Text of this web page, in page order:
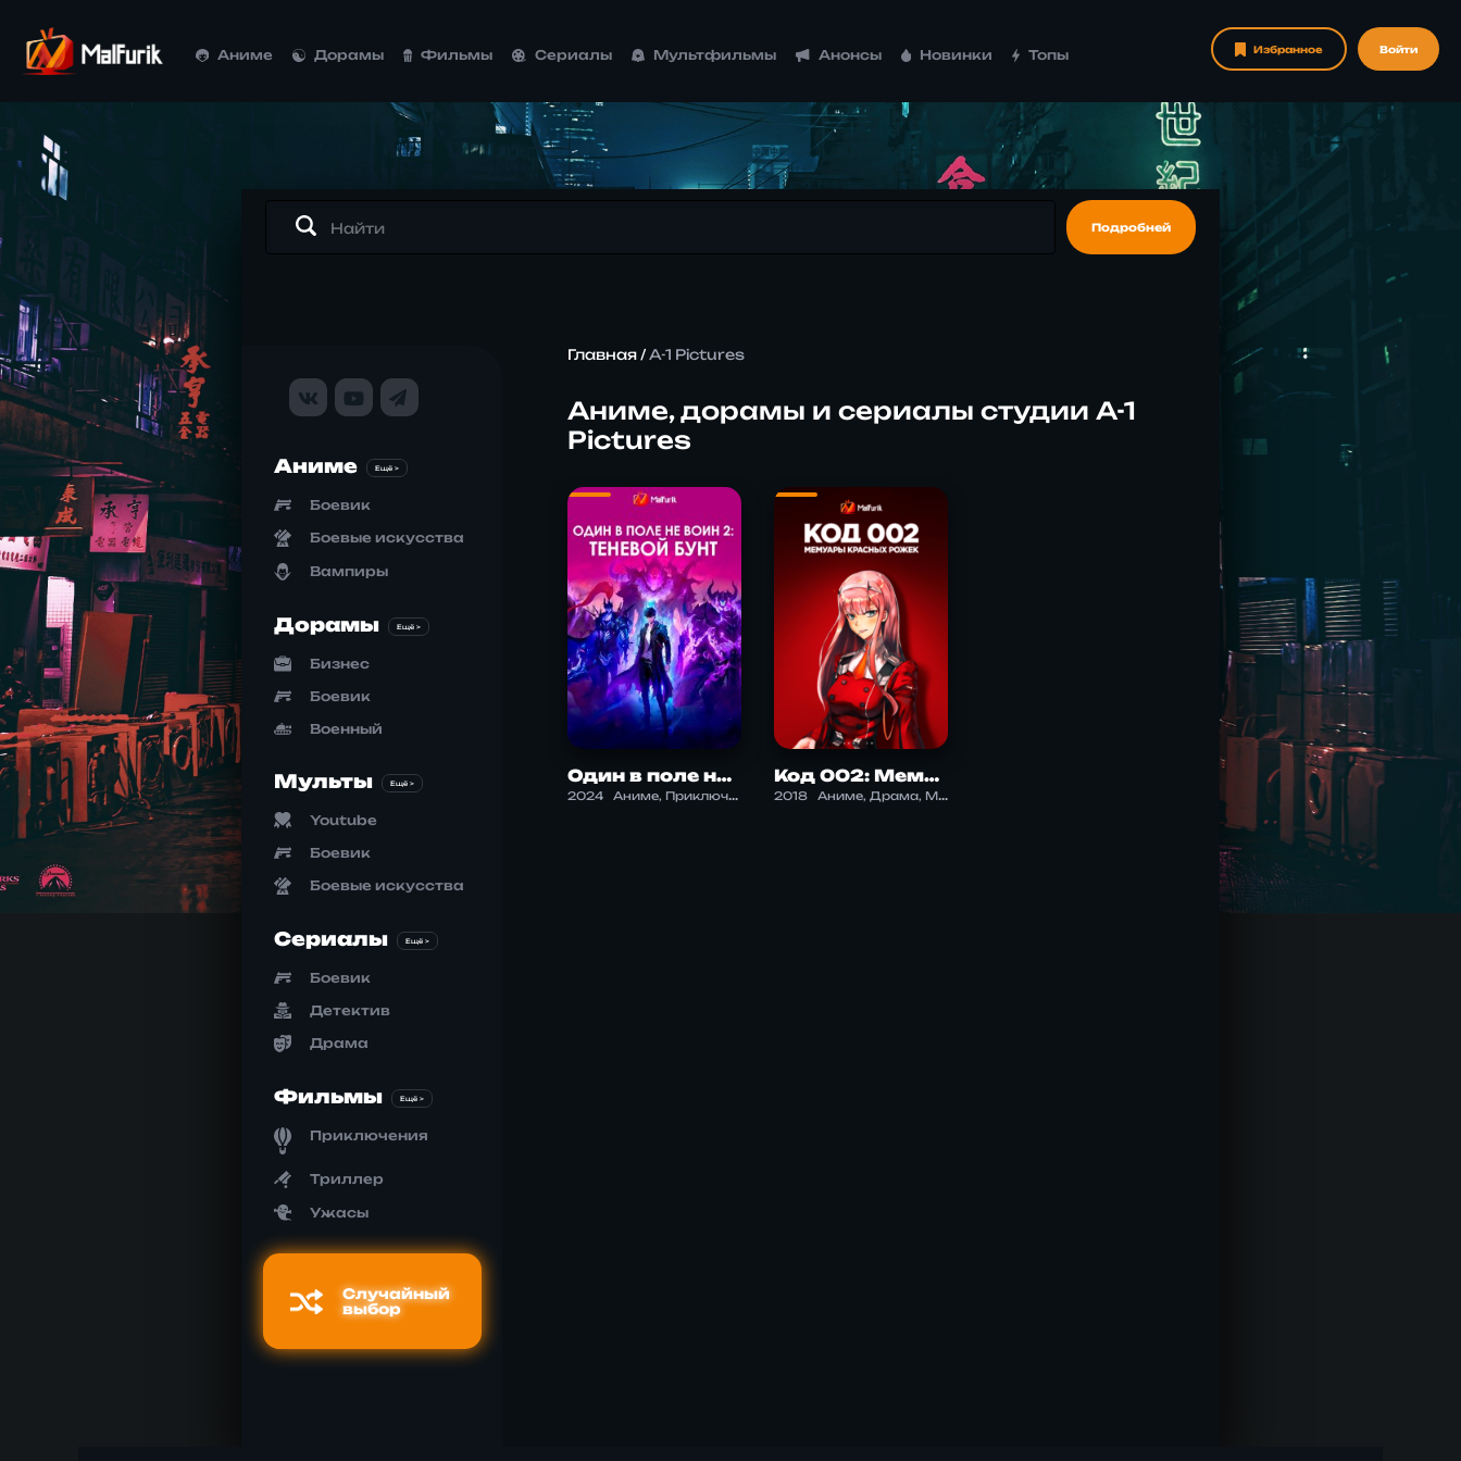
Аниме Дорамы Фильмы Сериалы Мультфильмы Анонсы Новинки Топы Избранное Войти
Подробней
Аниме Ещё >
Боевик
Боевые искусства
Вампиры
Дорамы Ещё >
Бизнес
Боевик
Военный
Мульты Ещё >
Youtube
Боевик
Боевые искусства
Сериалы Ещё >
Боевик
Детектив
Драма
Фильмы Ещё >
Приключения
Триллер
Ужасы
Случайный
выбор
Главная/A-1 Pictures
Аниме, дорамы и сериалы студии A-1
Pictures
Один в поле не воин 2: теневой бунт
2024 Аниме, Приключения, Фэнтези, Экшен
Код 002: Мемуары Красных Рожек
2018 Аниме, Драма, Меха, Романтика, Фантастика, Экшен